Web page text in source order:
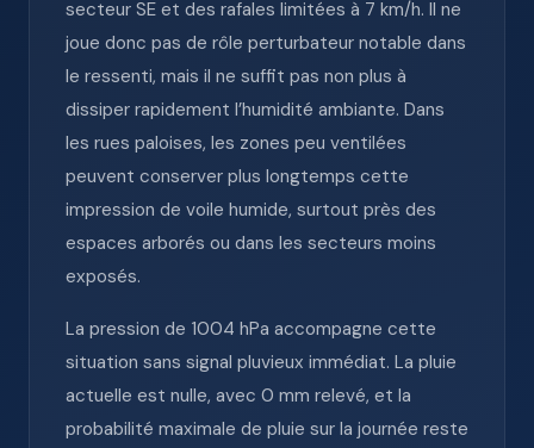
secteur SE et des rafales limitées à 7 km/h. Il ne
joue donc pas de rôle perturbateur notable dans
le ressenti, mais il ne suffit pas non plus à
dissiper rapidement l’humidité ambiante. Dans
les rues paloises, les zones peu ventilées
peuvent conserver plus longtemps cette
impression de voile humide, surtout près des
espaces arborés ou dans les secteurs moins
exposés.
La pression de 1004 hPa accompagne cette
situation sans signal pluvieux immédiat. La pluie
actuelle est nulle, avec 0 mm relevé, et la
probabilité maximale de pluie sur la journée reste